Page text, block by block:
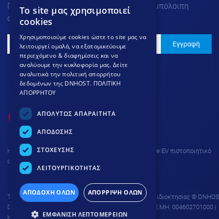
Για να μαθαίνεις τα νέα μας πριν από την υπόλοιπη
αγορά.
Εγγραφή
H σύνδεση στην ιστοσελίδα προστατεύεται με Thawte EV πιστοποιητικό
ασφαλείας και κρυπτογράφηση 256 bit.
Το site προστατεύεται από δικαιώματα πνευματικής ιδιοκτησίας ©
DNHOST IKE | ΕΥΜΟΛΠΙΔΩΝ 23 ΑΘΗΝΑ 11854 | AP. Γ.Ε.ΜΗ. 004602701000 |
ΚΑΤΑΒΛΗΘΕΝ ΚΕΦΑΛΑΙΟ 15.000€.
GREEK
To site μας χρησιμοποιεί
cookies
Χρησιμοποιούμε cookies ώστε το site μας να
λειτουργεί ομαλά, να εξατομικεύουμε
περιεχόμενο & διαφημίσεις και να
αναλύουμε την κυκλοφορία μας. Δείτε
αναλυτικά την πολιτική απορρήτου
δεδομένων της DNHOST. ΠΟΛΙΤΙΚΗ
ΑΠΟΡΡΗΤΟΥ
ΑΠΟΛΥΤΩΣ ΑΠΑΡΑΙΤΗΤΑ
ΑΠΟΔΟΣΗΣ
ΣΤΟΧΕΥΣΗΣ
ΛΕΙΤΟΥΡΓΙΚΟΤΗΤΑΣ
ΑΠΟΔΟΧΗ ΟΛΩΝ ΑΠΟΡΡΙΨΗ ΟΛΩΝ
ΕΜΦΑΝΙΣΗ ΛΕΠΤΟΜΕΡΕΙΩΝ